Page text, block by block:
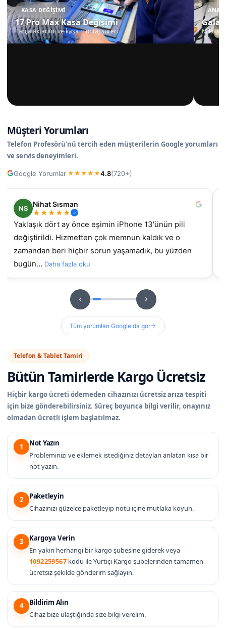
KASA DEĞIŞIMI
17 Pro Max Kasa Değişimi
Parça aktarımı ve kasa montaj süreci
Müşteri Yorumları
Telefon Profesörü’nü tercih eden müşterilerin Google yorumları
ve servis deneyimleri.
Google Yorumlar·★ ★ ★ ★ ★4.8(720+)
NS
Nihat Sısman
★★★★★
Yaklaşık dört ay önce eşimin iPhone 13'ünün pili
değiştirildi. Hizmetten çok memnun kaldık ve o
zamandan beri hiçbir sorun yaşamadık, bu yüzden
bugün… Daha fazla oku
Tüm yorumları Google'da gör
Telefon & Tablet Tamiri
Bütün Tamirlerde Kargo Ücretsiz
Hiçbir kargo ücreti ödemeden cihazınızı ücretsiz arıza tespiti
için bize gönderebilirsiniz. Süreç boyunca bilgi verilir, onayınız
olmadan ücretli işlem başlatılmaz.
1
Not Yazın
Probleminizi ve eklemek istediğiniz detayları anlatan kısa bir
not yazın.
2
Paketleyin
Cihazınızı güzelce paketleyip notu içine mutlaka koyun.
3
Kargoya Verin
En yakın herhangi bir kargo şubesine giderek veya
1092259567 kodu ile Yurtiçi Kargo şubelerinden tamamen
ücretsiz şekilde gönderim sağlayın.
4
Bildirim Alın
Cihaz bize ulaştığında size bilgi verelim.